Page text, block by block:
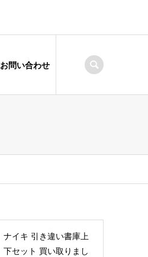
お問い合わせ
ナイキ 引き違い書庫上
下セット 買い取りまし